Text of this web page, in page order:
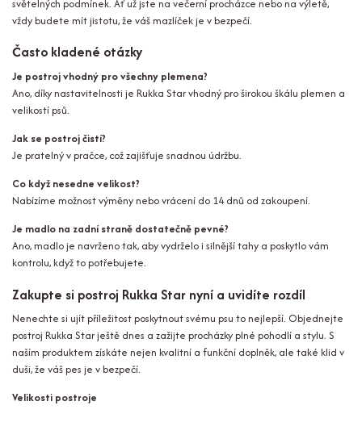
světelných podmínek. Ať už jste na večerní procházce nebo na výletě,
vždy budete mít jistotu, že váš mazlíček je v bezpečí.
Často kladené otázky
Je postroj vhodný pro všechny plemena?
Ano, díky nastavitelnosti je Rukka Star vhodný pro širokou škálu plemen a
velikostí psů.
Jak se postroj čistí?
Je pratelný v pračce, což zajišťuje snadnou údržbu.
Co když nesedne velikost?
Nabízíme možnost výměny nebo vrácení do 14 dnů od zakoupení.
Je madlo na zadní straně dostatečně pevné?
Ano, madlo je navrženo tak, aby vydrželo i silnější tahy a poskytlo vám
kontrolu, když to potřebujete.
Zakupte si postroj Rukka Star nyní a uvidíte rozdíl
Nenechte si ujít příležitost poskytnout svému psu to nejlepší. Objednejte
postroj Rukka Star ještě dnes a zažijte procházky plné pohodlí a stylu. S
naším produktem získáte nejen kvalitní a funkční doplněk, ale také klid v
duši, že váš pes je v bezpečí.
Velikosti postroje